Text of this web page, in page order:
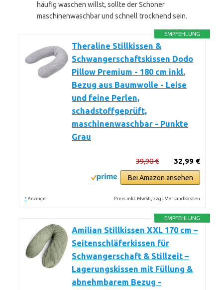
häufig waschen willst, sollte der Schoner
maschinenwaschbar und schnell trocknend sein.
EMPFEHLUNG
Theraline Stillkissen &
Schwangerschaftskissen Dodo
Pillow Premium - 180 cm inkl.
Bezug aus Baumwolle - Leise
und feine Perlen,
schadstoffgeprüft,
maschinenwaschbar - Punkte
Grau
32,99 €
39,90 €
Bei Amazon ansehen
* Anzeige Preis inkl. MwSt., zzgl. Versandkosten
EMPFEHLUNG
Amilian Stillkissen XXL 170 cm –
Seitenschläferkissen für
Schwangerschaft & Stillzeit –
Lagerungskissen mit Füllung &
abnehmbarem Bezug -